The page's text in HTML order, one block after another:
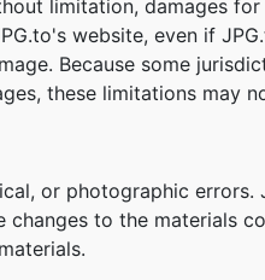
limitation, damages
website, even if
Because some
these limitations may
or photographic
to the materials